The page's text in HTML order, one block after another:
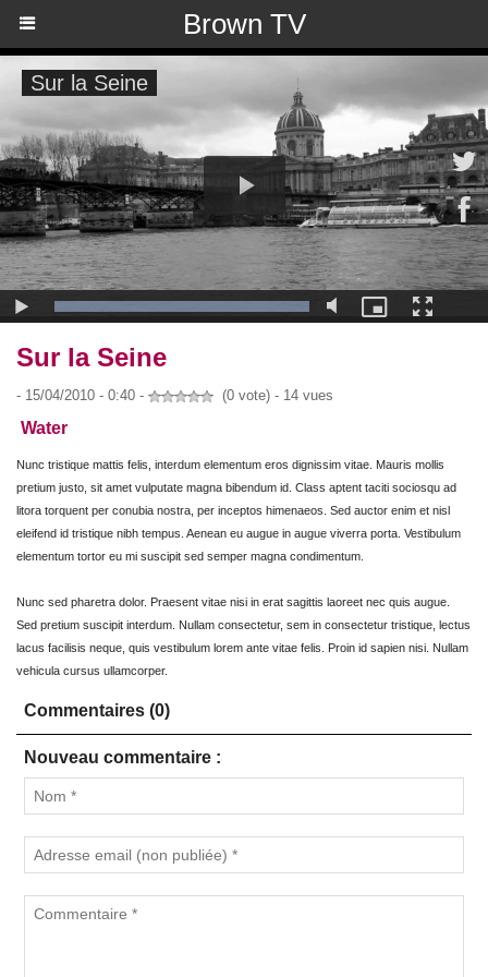
Brown TV
Sur la Seine
- 15/04/2010 - 0:40 - (0 vote) - 14 vues
Water
Nunc tristique mattis felis, interdum elementum eros dignissim vitae. Mauris mollis
pretium justo, sit amet vulputate magna bibendum id. Class aptent taciti sociosqu ad
litora torquent per conubia nostra, per inceptos himenaeos. Sed auctor enim et nisl
eleifend id tristique nibh tempus. Aenean eu augue in augue viverra porta. Vestibulum
elementum tortor eu mi suscipit sed semper magna condimentum.
Nunc sed pharetra dolor. Praesent vitae nisi in erat sagittis laoreet nec quis augue.
Sed pretium suscipit interdum. Nullam consectetur, sem in consectetur tristique, lectus
lacus facilisis neque, quis vestibulum lorem ante vitae felis. Proin id sapien nisi. Nullam
vehicula cursus ullamcorper.
Commentaires (0)
Nouveau commentaire :